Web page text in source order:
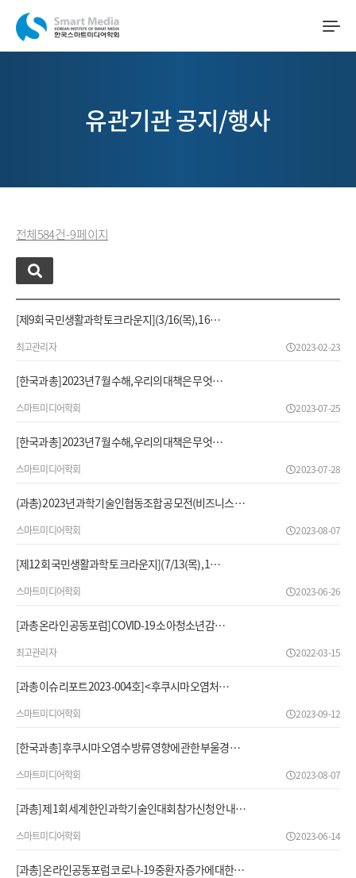
유관기관 공지/행사
전체 584 건 - 9 페이지
[제9회 국민생활과학 토크라운지](3/16(목), 16…
최고관리자 2023-02-23
[한국과총] 2023년 7월 수해, 우리의 대책은 무엇…
스마트미디어학회 2023-07-25
[한국과총] 2023년 7월 수해, 우리의 대책은 무엇…
스마트미디어학회 2023-07-28
(과총) 2023년 과학기술인협동조합 공모전(비즈니스 …
스마트미디어학회 2023-08-07
[제12회 국민생활과학 토크라운지](7/13(목), 1…
스마트미디어학회 2023-06-26
[과총 온라인 공동포럼] COVID-19 소아청소년 감…
최고관리자 2022-03-15
[과총 이슈리포트 2023-004호] <후쿠시마 오염처…
스마트미디어학회 2023-09-12
[한국과총] 후쿠시마 오염수 방류 영향에 관한 부울경 …
스마트미디어학회 2023-08-07
[과총] 제1회 세계 한인 과학기술인대회 참가신청 안내…
스마트미디어학회 2023-06-14
[과총] 온라인공동포럼 코로나-19 중환자 증가에 대한…